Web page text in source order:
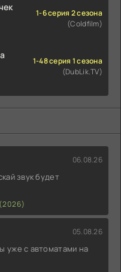
1-6 серия 2 сезона
(Coldfilm)
1-48 серия 1 сезона
(DubLik.TV)
06.08.26
звук будет
05.08.26
уже с автоматами на